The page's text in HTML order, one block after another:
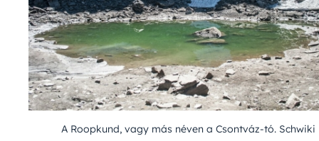
A Roopkund, vagy más néven a Csontváz-tó. Schwiki